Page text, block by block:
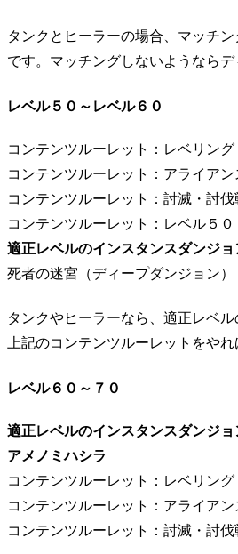
タンクとヒーラーの場合、マッチ
です。マッチングしないようなら
レベル５０～レベル６０
コンテンツルーレット：レベリング
コンテンツルーレット：アライアン
コンテンツルーレット：討滅・討伐
コンテンツルーレット：レベル５
適正レベルのインスタンスダンジョ
死者の迷宮（ディープダンジョン）
タンクやヒーラーなら、適正レベ
上記のコンテンツルーレットをや
レベル６０～７０
適正レベルのインスタンスダンジョ
アメノミハシラ
コンテンツルーレット：レベリング
コンテンツルーレット：アライアン
コンテンツルーレット：討滅・討伐